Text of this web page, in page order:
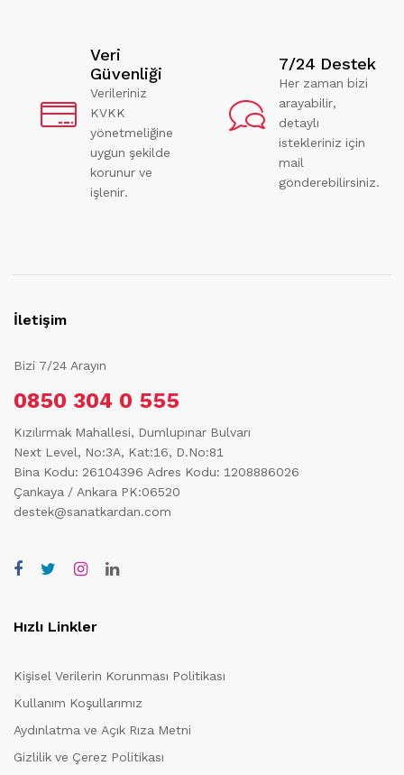
Veri
Güvenliği
Verileriniz
KVKK
yönetmeliğine
uygun şekilde
korunur ve
işlenir.
7/24 Destek
Her zaman bizi
arayabilir,
detaylı
istekleriniz için
mail
gönderebilirsiniz.
İletişim
Bizi 7/24 Arayın
0850 304 0 555
Kızılırmak Mahallesi, Dumlupınar Bulvarı
Next Level, No:3A, Kat:16, D.No:81
Bina Kodu: 26104396 Adres Kodu: 1208886026
Çankaya / Ankara PK:06520
destek@sanatkardan.com
Hızlı Linkler
Kişisel Verilerin Korunması Politikası
Kullanım Koşullarımız
Aydınlatma ve Açık Rıza Metni
Gizlilik ve Çerez Politikası